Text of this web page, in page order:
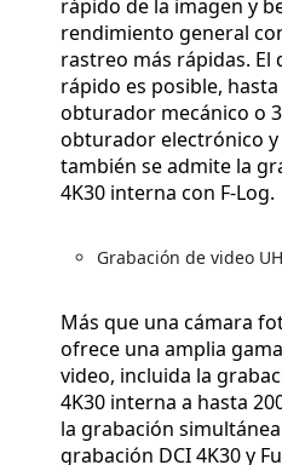
rápido de la imagen y
rendimiento general
rastreo más rápidas.
rápido es posible,
obturador mecánico o
obturador electrónico y
también se admite la
4K30 interna con F-Log.
Grabación de video
Más que una cámara
ofrece una amplia
video, incluida la
4K30 interna a hasta
la grabación
grabación DCI 4K30 y